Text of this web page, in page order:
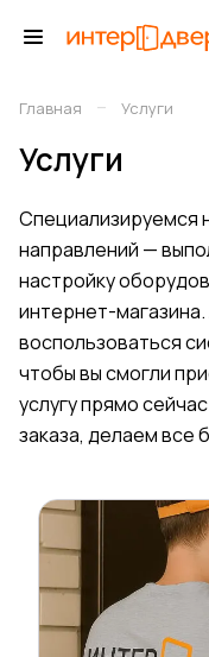
Главная – Услуги
Услуги
Специализируемся
направлений —
настройку
интернет-
воспользоваться
чтобы вы смогли
услугу прямо
заказа, делаем все